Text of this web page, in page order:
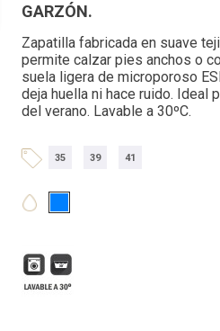
GARZÓN.
Zapatilla fabricada en suave
permite calzar pies anchos o
suela ligera de microporoso
deja huella ni hace ruido. Ideal
del verano. Lavable a 30ºC.
35 39 41